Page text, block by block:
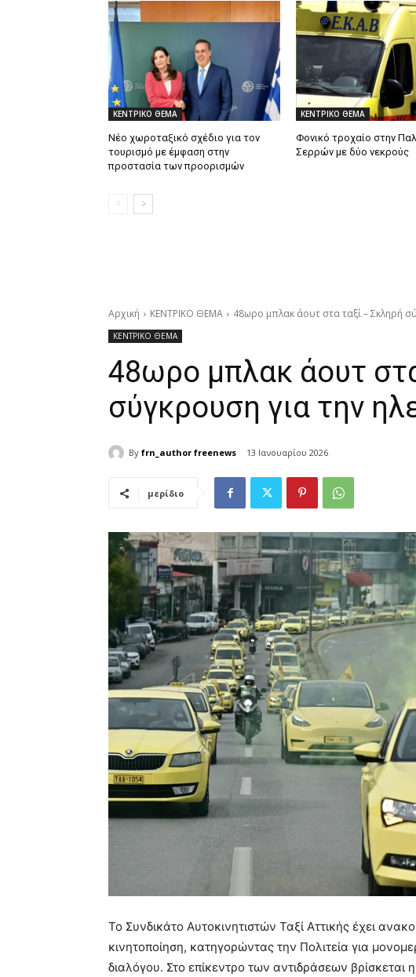
ΚΕΝΤΡΙΚΟ ΘΕΜΑ
Νέο χωροταξικό σχέδιο για τον
τουρισμό με έμφαση στην
προστασία των προορισμών
ΚΕΝΤΡΙΚΟ ΘΕΜΑ
Φονικό τροχαίο στην
Σερρών με δύο νεκρούς